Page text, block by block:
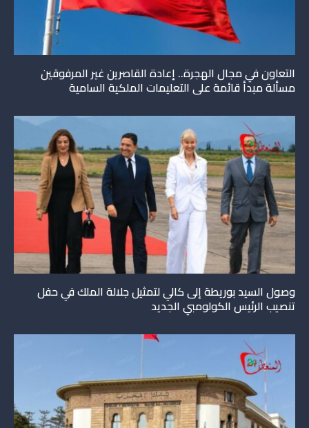
التعاون في مجال الهجرة.. إعادة القاصرين غير المرفوقين
مسألة مبدأ قائمة على التعليمات الملكية السامية
وصول السيد بوريطة إلى كالي لتمثيل جلالة الملك في حفل
تنصيب الرئيس الكولومبي الجديد